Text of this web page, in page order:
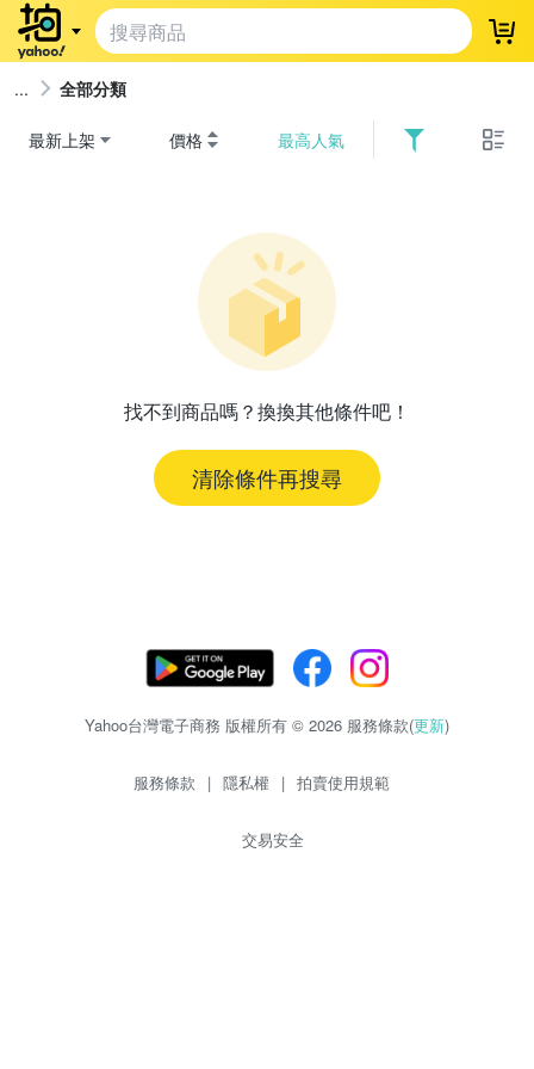
登
全部分類
最新上架 價格 最高人氣
找不到商品嗎？換換其他條件吧！
清除條件再搜尋
Yahoo台灣電子商務 版權所有 © 2026 服務條款(更新)
服務條款 | 隱私權 | 拍賣使用規範
交易安全